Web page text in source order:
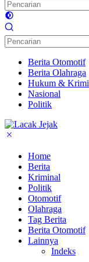
Berita Otomotif
Berita Olahraga
Hukum &
Nasional
Politik
Home
Berita
Kriminal
Politik
Otomotif
Olahraga
Tag Berita
Berita Otomotif
Lainnya
Indeks